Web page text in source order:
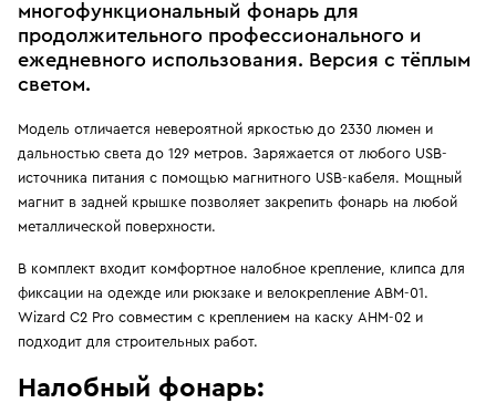
многофункциональный фонарь для
продолжительного профессионального и
ежедневного использования. Версия с тёплым
светом.
Модель отличается невероятной яркостью до 2330 люмен и
дальностью света до 129 метров. Заряжается от любого USB-
источника питания с помощью магнитного USB-кабеля. Мощный
магнит в задней крышке позволяет закрепить фонарь на любой
металлической поверхности.
В комплект входит комфортное налобное крепление, клипса для
фиксации на одежде или рюкзаке и велокрепление ABM-01.
Wizard C2 Pro совместим с креплением на каску AHM-02 и
подходит для строительных работ.
Налобный фонарь: